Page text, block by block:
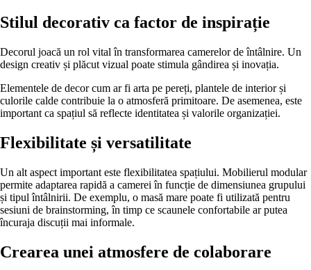
Stilul decorativ ca factor de inspirație
Decorul joacă un rol vital în transformarea camerelor de întâlnire. Un
design creativ și plăcut vizual poate stimula gândirea și inovația.
Elementele de decor cum ar fi arta pe pereți, plantele de interior și
culorile calde contribuie la o atmosferă primitoare. De asemenea, este
important ca spațiul să reflecte identitatea și valorile organizației.
Flexibilitate și versatilitate
Un alt aspect important este flexibilitatea spațiului. Mobilierul modular
permite adaptarea rapidă a camerei în funcție de dimensiunea grupului
și tipul întâlnirii. De exemplu, o masă mare poate fi utilizată pentru
sesiuni de brainstorming, în timp ce scaunele confortabile ar putea
încuraja discuții mai informale.
Crearea unei atmosfere de colaborare